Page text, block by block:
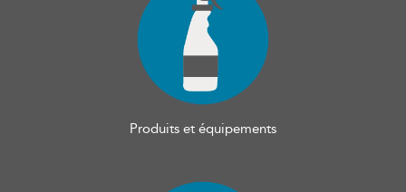
Produits et équipements